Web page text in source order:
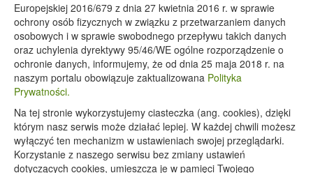
Przydatne linki
Starostwo Powiatowe we Włodawie
Lubelski Urząd Wojewódzki w Lublinie
Urząd Marszałkowski Województwa Lubelskiego w Lublinie
Serwis Rzeczypospolitej Polskiej
PGE – Planowane wyłączenia prądu
Poczta E-mail
Europejskiej 2016/679 z dnia 27 kwietnia 2016 r. w sprawie
ochrony osób fizycznych w związku z przetwarzaniem danych
osobowych i w sprawie swobodnego przepływu takich danych
oraz uchylenia dyrektywy 95/46/WE ogólne rozporządzenie o
ochronie danych, informujemy, że od dnia 25 maja 2018 r. na
naszym portalu obowiązuje zaktualizowana Polityka
Prywatności.
Na tej stronie wykorzystujemy ciasteczka (ang. cookies), dzięki
którym nasz serwis może działać lepiej. W każdej chwili możesz
wyłączyć ten mechanizm w ustawieniach swojej przeglądarki.
Korzystanie z naszego serwisu bez zmiany ustawień
dotyczących cookies, umieszcza je w pamięci Twojego